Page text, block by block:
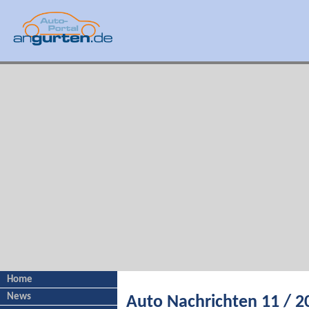
Home
News
Auto Nachrichten 11 /